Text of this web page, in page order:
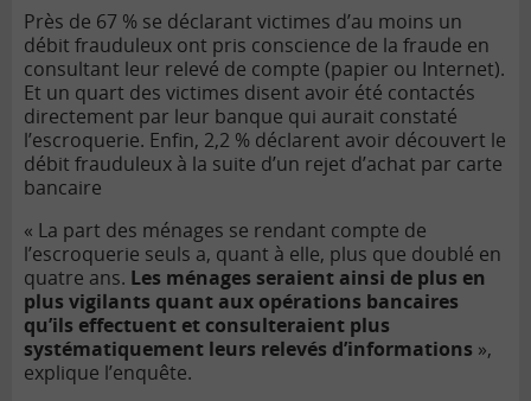
Près de 67 % se déclarant victimes d’au moins un
débit frauduleux ont pris conscience de la fraude en
consultant leur relevé de compte (papier ou Internet).
Et un quart des victimes disent avoir été contactés
directement par leur banque qui aurait constaté
l’escroquerie. Enfin, 2,2 % déclarent avoir découvert le
débit frauduleux à la suite d’un rejet d’achat par carte
bancaire
« La part des ménages se rendant compte de
l’escroquerie seuls a, quant à elle, plus que doublé en
quatre ans. Les ménages seraient ainsi de plus en
plus vigilants quant aux opérations bancaires
qu’ils effectuent et consulteraient plus
systématiquement leurs relevés d’informations »,
explique l’enquête.